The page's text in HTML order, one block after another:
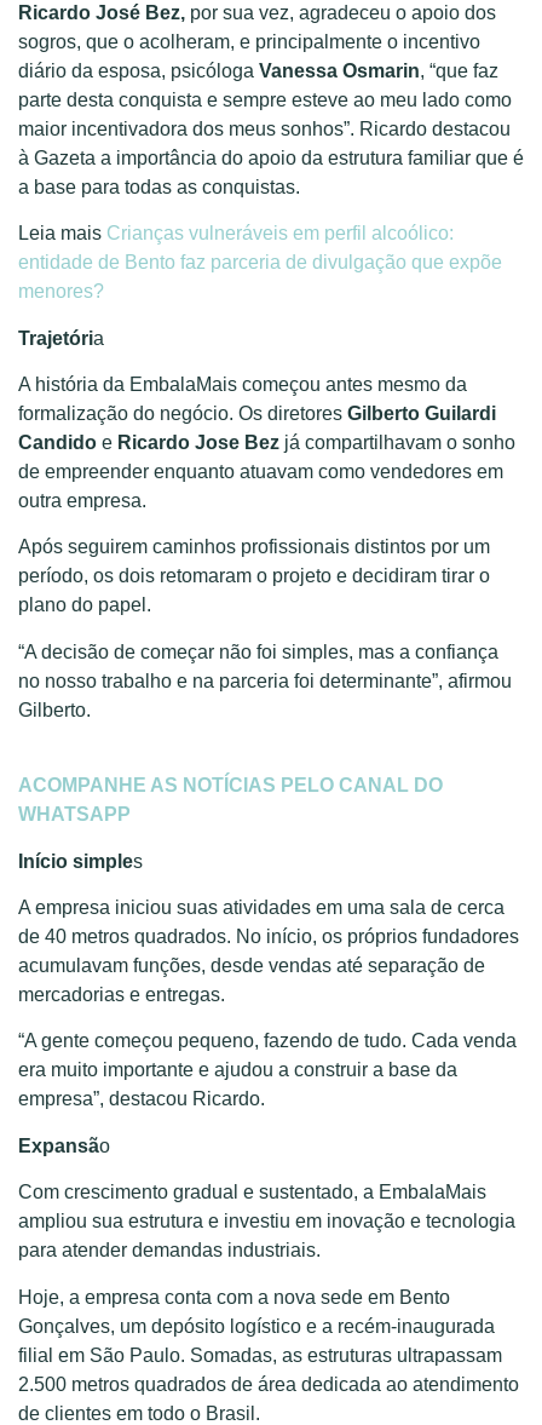
Ricardo José Bez, por sua vez, agradeceu o apoio dos
sogros, que o acolheram, e principalmente o incentivo
diário da esposa, psicóloga Vanessa Osmarin, “que faz
parte desta conquista e sempre esteve ao meu lado como
maior incentivadora dos meus sonhos”. Ricardo destacou
à Gazeta a importância do apoio da estrutura familiar que é
a base para todas as conquistas.
Leia mais Crianças vulneráveis em perfil alcoólico:
entidade de Bento faz parceria de divulgação que expõe
menores?
Trajetória
A história da EmbalaMais começou antes mesmo da
formalização do negócio. Os diretores Gilberto Guilardi
Candido e Ricardo Jose Bez já compartilhavam o sonho
de empreender enquanto atuavam como vendedores em
outra empresa.
Após seguirem caminhos profissionais distintos por um
período, os dois retomaram o projeto e decidiram tirar o
plano do papel.
“A decisão de começar não foi simples, mas a confiança
no nosso trabalho e na parceria foi determinante”, afirmou
Gilberto.
ACOMPANHE AS NOTÍCIAS PELO CANAL DO
WHATSAPP
Início simples
A empresa iniciou suas atividades em uma sala de cerca
de 40 metros quadrados. No início, os próprios fundadores
acumulavam funções, desde vendas até separação de
mercadorias e entregas.
“A gente começou pequeno, fazendo de tudo. Cada venda
era muito importante e ajudou a construir a base da
empresa”, destacou Ricardo.
Expansão
Com crescimento gradual e sustentado, a EmbalaMais
ampliou sua estrutura e investiu em inovação e tecnologia
para atender demandas industriais.
Hoje, a empresa conta com a nova sede em Bento
Gonçalves, um depósito logístico e a recém-inaugurada
filial em São Paulo. Somadas, as estruturas ultrapassam
2.500 metros quadrados de área dedicada ao atendimento
de clientes em todo o Brasil.